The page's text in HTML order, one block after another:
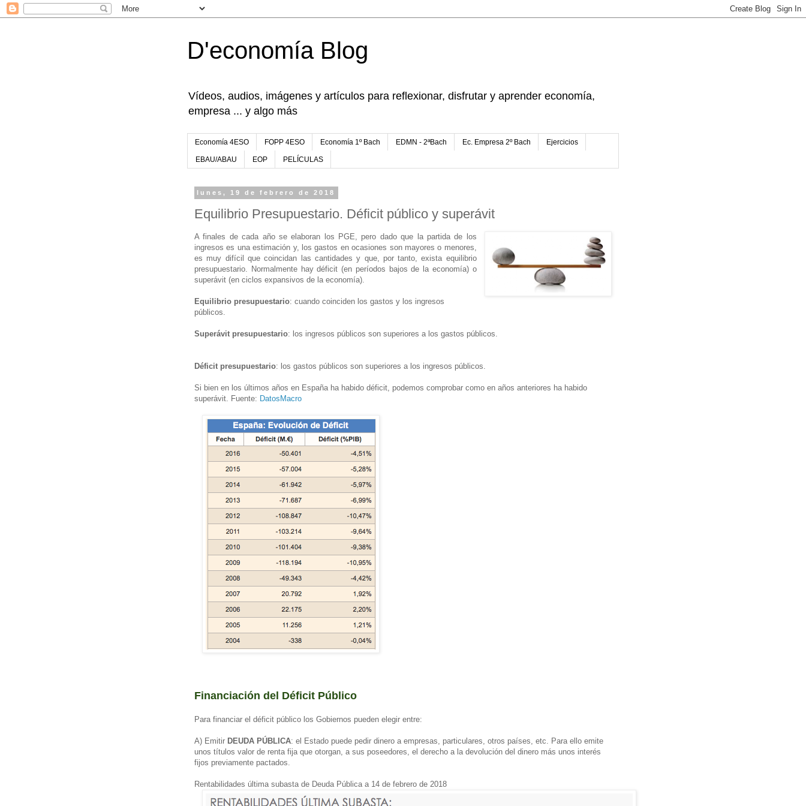
D'economía Blog
Vídeos, audios, imágenes y artículos para reflexionar, disfrutar y aprender economía,
empresa ... y algo más
Economía 4ESO FOPP 4ESO Economía 1º Bach EDMN - 2ªBach Ec. Empresa 2º Bach Ejercicios
EBAU/ABAU EOP PELÍCULAS
lunes, 19 de febrero de 2018
Equilibrio Presupuestario. Déficit público y superávit
A finales de cada año se elaboran los PGE, pero dado que la partida de los
ingresos es una estimación y, los gastos en ocasiones son mayores o menores,
es muy difícil que coincidan las cantidades y que, por tanto, exista equilibrio
presupuestario. Normalmente hay déficit (en períodos bajos de la economía) o
superávit (en ciclos expansivos de la economía).
Equilibrio presupuestario: cuando coinciden los gastos y los ingresos
públicos.
Superávit presupuestario: los ingresos públicos son superiores a los gastos públicos.
Déficit presupuestario: los gastos públicos son superiores a los ingresos públicos.
Si bien en los últimos años en España ha habido déficit, podemos comprobar como en años anteriores ha habido
superávit. Fuente: DatosMacro
Financiación del Déficit Público
Para financiar el déficit público los Gobiernos pueden elegir entre:
A) Emitir DEUDA PÚBLICA: el Estado puede pedir dinero a empresas, particulares, otros países, etc. Para ello emite
unos títulos valor de renta fija que otorgan, a sus poseedores, el derecho a la devolución del dinero más unos interés
fijos previamente pactados.
Rentabilidades última subasta de Deuda Pública a 14 de febrero de 2018